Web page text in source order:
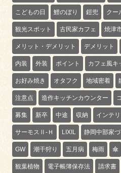
こどもの日 鯉のぼり 鎧兜 クー
観光スポット 古民家カフェ 焼津
メリット・デメリット デメリット
内装 外装 ポイント カフェ風キ
お好み焼き オタフク 地域密着
注意点 造作キッチンカウンター
募集 新卒 中途 収納 インテ
サーモスⅡ-Ｈ LIXIL 静岡中部家づ
GW 潮干狩り 五月病 梅雨 傘
観葉植物 電子帳簿保存法 請求書